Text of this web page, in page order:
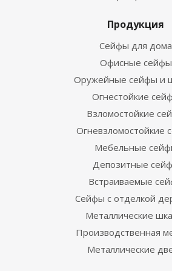
Продукция
Сейфы для дома
Офисные сейфы
Оружейные сейфы и
Огнестойкие
Взломостойкие
Огневзломостойкие
Мебельные
Депозитные
Встраиваемые
Сейфы с отделкой
Металлические
Производственная
Металлические